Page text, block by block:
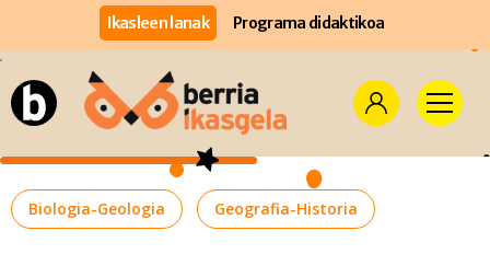
Ikasleen lanak Programa didaktikoa
Biologia-Geologia Geografia-Historia